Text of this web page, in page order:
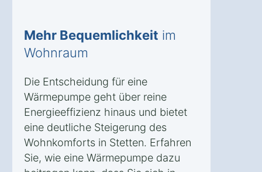
Mehr Bequemlichkeit im
Wohnraum
Die Entscheidung für eine
Wärmepumpe geht über reine
Energieeffizienz hinaus und bietet
eine deutliche Steigerung des
Wohnkomforts in Stetten. Erfahren
Sie, wie eine Wärmepumpe dazu